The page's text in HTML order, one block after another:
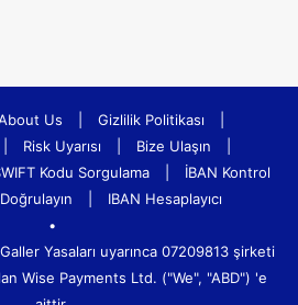
Us Gizlilik Politikası
Risk Uyarısı Bize Ulaşın
Kodu Sorgulama
İBAN Kontrol
IBAN Hesaplayıcı
•
Yasaları uyarınca 07209813 şirketi
Wise Payments Ltd. ("We", "ABD") 'e